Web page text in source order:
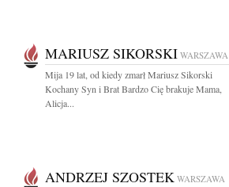
MARIUSZ SIKORSKI WARSZAWA
Mija 19 lat, od kiedy zmarł Mariusz Sikorski
Kochany Syn i Brat Bardzo Cię brakuje Mama,
Alicja...
ANDRZEJ SZOSTEK WARSZAWA